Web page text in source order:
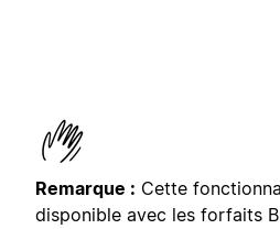
Remarque : Cette
disponible avec les forfaits